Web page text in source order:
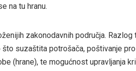
na tu hranu.
zakonodavnih područja.
suzaštita potrošača, poštivanje
(hrane), te mogućnost upravljanja